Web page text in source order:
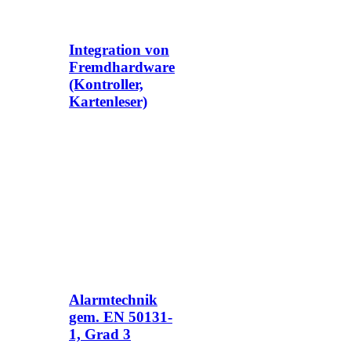
Integration von
Fremdhardware
(Kontroller,
Kartenleser)
Alarmtechnik
gem. EN 50131-
1, Grad 3